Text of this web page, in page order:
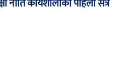
नीति कार्यशालाको पहिलो सत्र